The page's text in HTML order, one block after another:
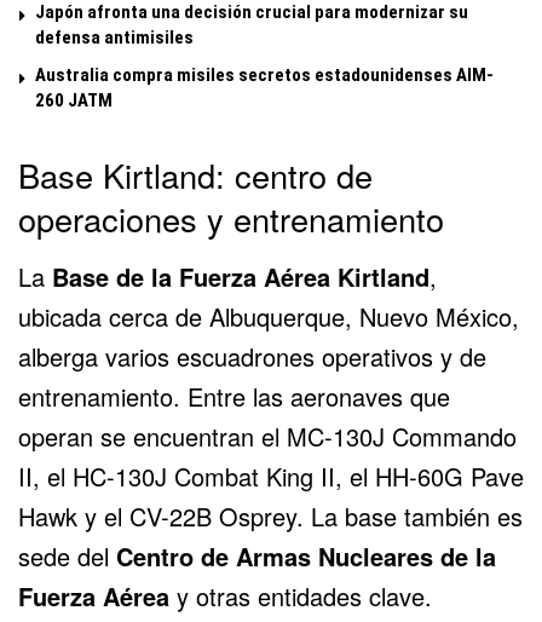
Japón afronta una decisión crucial para modernizar su
defensa antimisiles
Australia compra misiles secretos estadounidenses AIM-
260 JATM
Base Kirtland: centro de
operaciones y entrenamiento
La Base de la Fuerza Aérea Kirtland,
ubicada cerca de Albuquerque, Nuevo México,
alberga varios escuadrones operativos y de
entrenamiento. Entre las aeronaves que
operan se encuentran el MC-130J Commando
II, el HC-130J Combat King II, el HH-60G Pave
Hawk y el CV-22B Osprey. La base también es
sede del Centro de Armas Nucleares de la
Fuerza Aérea y otras entidades clave.